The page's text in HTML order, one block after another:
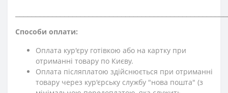
Способи оплати:
Оплата кур'єру готівкою або на картку при
отриманні товару по Києву.
Оплата післяплатою здійснюється при отриманні
товару через кур'єрську службу "нова пошта" (з